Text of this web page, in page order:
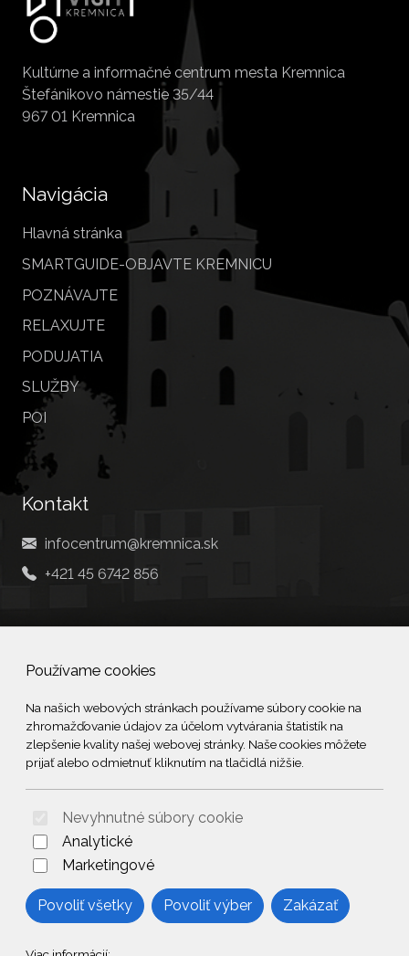
Používame cookies
Na našich webových stránkach používame súbory cookie na
zhromažďovanie údajov za účelom vytvárania štatistík na
zlepšenie kvality našej webovej stránky. Naše cookies môžete
prijať alebo odmietnuť kliknutím na tlačidlá nižšie.
Nevyhnutné súbory cookie
Analytické
Marketingové
Povoliť všetky Povoliť výber Zakázať
Kultúrne a informačné centrum mesta Kremnica
Štefánikovo námestie 35/44
967 01 Kremnica
Navigácia
Hlavná stránka
SMARTGUIDE-OBJAVTE KREMNICU
POZNÁVAJTE
RELAXUJTE
PODUJATIA
SLUŽBY
POI
Kontakt
infocentrum@kremnica.sk
+421 45 6742 856
Social
Facebook
© 2026 Arrabella s.r.o., mayabella s.r.o., Všetky práva vyhradené.
Hosting: - Web: